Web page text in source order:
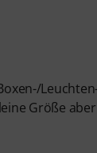
Größe aber